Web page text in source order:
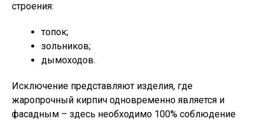
строения:
топок;
зольников;
дымоходов.
Исключение представляют изделия, где
жаропрочный кирпич одновременно является и
фасадным – здесь необходимо 100% соблюдение